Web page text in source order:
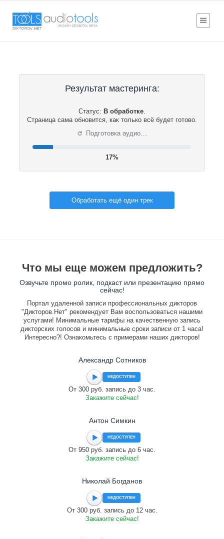
Результат мастеринга:
Статус: В обработке.
Страница сама обновится, как только всё будет готово.
⟳ Подготовка аудио…
17%
Обработать ещё один трек
Что мы еще можем предложить?
Озвучьте промо ролик, подкаст или презентацию прямо
сейчас!
Портал удаленной записи профессиональных дикторов
"Дикторов.Нет" рекомендует Вам воспользоваться нашими
услугами! Минимальные тарифы на качественную запись
дикторских голосов и минимальные сроки записи от 1 часа!
Интересно?! Ознакомьтесь с примерами наших дикторов!
Александр Сотников
НЕДОСТУПЕН
От 300 руб. запись до 3 час.
Закажите сейчас!
Антон Симкин
НЕДОСТУПЕН
От 950 руб. запись до 6 час.
Закажите сейчас!
Николай Богданов
НЕДОСТУПЕН
От 300 руб. запись до 12 час.
Закажите сейчас!